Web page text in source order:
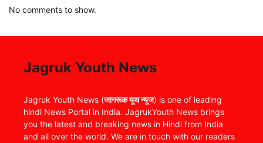
No comments to show.
Jagruk Youth News
Jagruk Youth News (जागरूक यूथ न्यूज) is one of leading
hindi News Portal in India. JagrukYouth News brings
you the latest and breaking news in Hindi from India
and all over the world. We are in touch with our readers